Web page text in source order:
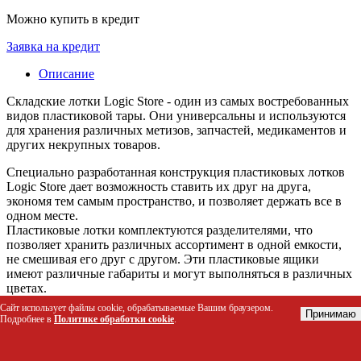
Можно купить в кредит
Заявка на кредит
Описание
Складские лотки Logic Store - один из самых востребованных
видов пластиковой тары. Они универсальны и используются
для хранения различных метизов, запчастей, медикаментов и
других некрупных товаров.
Специально разработанная конструкция пластиковых лотков
Logic Store дает возможность ставить их друг на друга,
экономя тем самым пространство, и позволяет держать все в
одном месте.
Пластиковые лотки комплектуются разделителями, что
позволяет хранить различных ассортимент в одной емкости,
не смешивая его друг с другом. Эти пластиковые ящики
имеют различные габариты и могут выполняться в различных
цветах.
Характеристики
Сайт использует файлы cookie, обрабатываемые Вашим браузером.
Подробнее в Политике обработки cookie. Принимаю